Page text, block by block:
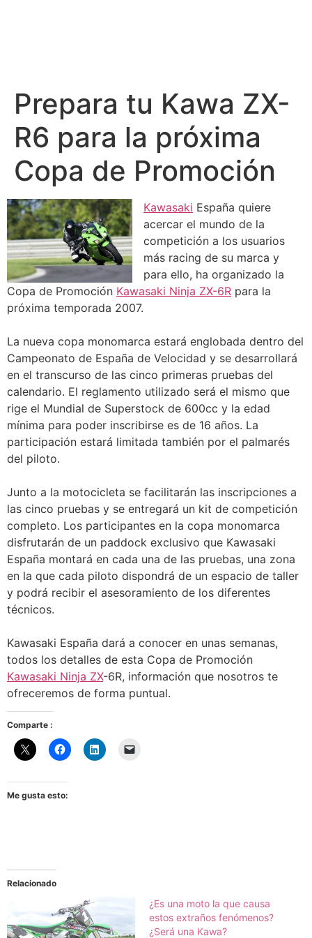
Prepara tu Kawa ZX-
R6 para la próxima
Copa de Promoción
Kawasaki España quiere
acercar el mundo de la
competición a los usuarios
más racing de su marca y
para ello, ha organizado la
Copa de Promoción Kawasaki Ninja ZX-6R para la
próxima temporada 2007.
La nueva copa monomarca estará englobada dentro del
Campeonato de España de Velocidad y se desarrollará
en el transcurso de las cinco primeras pruebas del
calendario. El reglamento utilizado será el mismo que
rige el Mundial de Superstock de 600cc y la edad
mínima para poder inscribirse es de 16 años. La
participación estará limitada también por el palmarés
del piloto.
Junto a la motocicleta se facilitarán las inscripciones a
las cinco pruebas y se entregará un kit de competición
completo. Los participantes en la copa monomarca
disfrutarán de un paddock exclusivo que Kawasaki
España montará en cada una de las pruebas, una zona
en la que cada piloto dispondrá de un espacio de taller
y podrá recibir el asesoramiento de los diferentes
técnicos.
Kawasaki España dará a conocer en unas semanas,
todos los detalles de esta Copa de Promoción
Kawasaki Ninja ZX-6R, información que nosotros te
ofreceremos de forma puntual.
Comparte :
Me gusta esto:
Relacionado
¿Es una moto la que causa
estos extraños fenómenos?
¿Será una Kawa?